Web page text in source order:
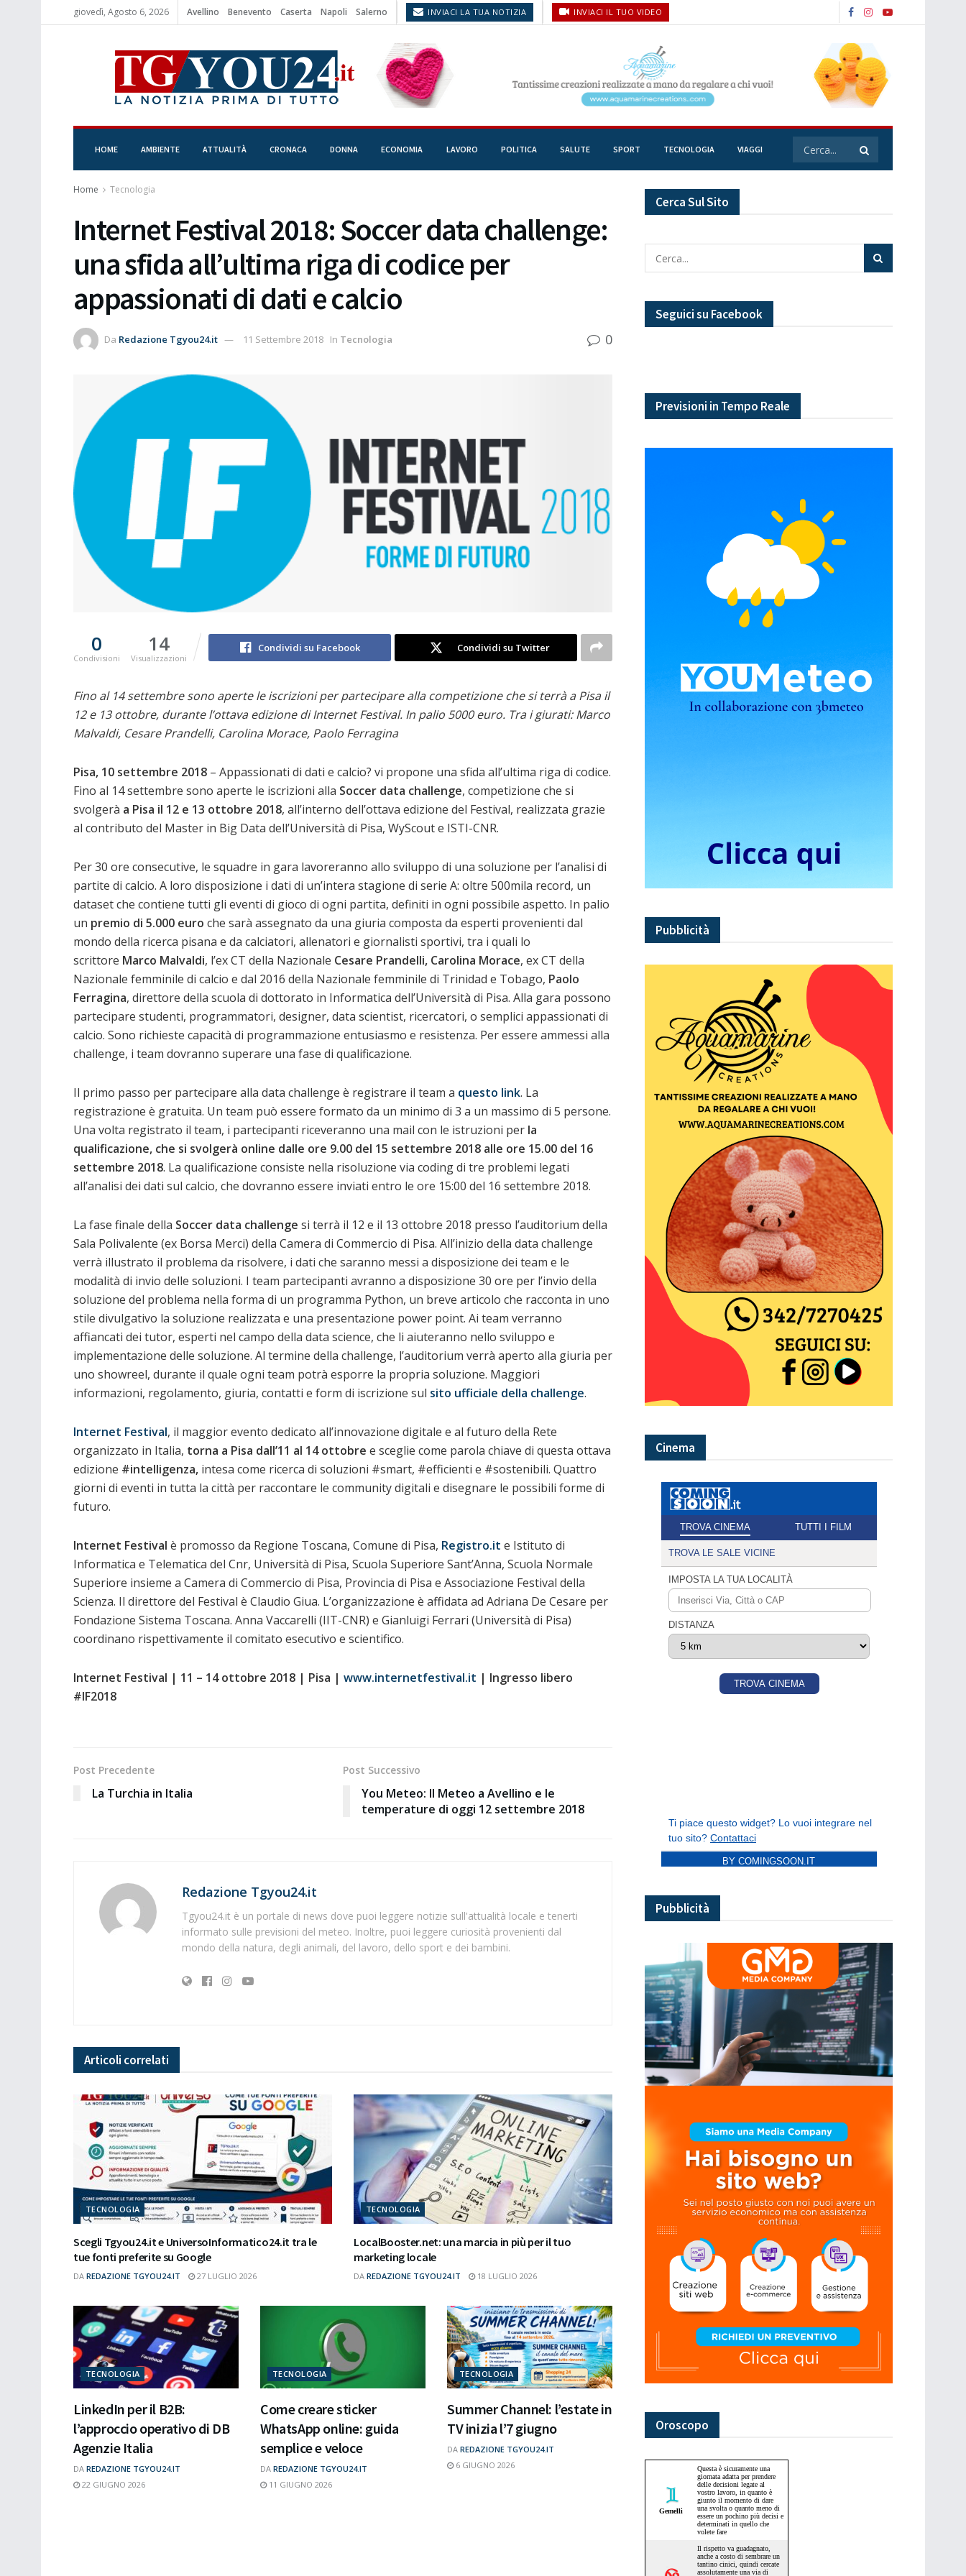
giovedì, Agosto 6, 2026 Avellino Benevento Caserta Napoli Salerno INVIACI LA TUA NOTIZIA INVIACI IL TUO VIDEO
HOME AMBIENTE ATTUALITÀ CRONACA DONNA ECONOMIA LAVORO POLITICA SALUTE SPORT TECNOLOGIA VIAGGI
Home Tecnologia
Internet Festival 2018: Soccer data challenge:
una sfida all’ultima riga di codice per
appassionati di dati e calcio
Da Redazione Tgyou24.it 11 Settembre 2018 In Tecnologia 0
0
Condivisioni
14
Visualizzazioni
Condividi su Facebook Condividi su Twitter
Fino al 14 settembre sono aperte le iscrizioni per partecipare alla competizione che si terràa Pisa il
12 e 13 ottobre, durante l’ottava edizione di Internet Festival. In palio 5000 euro. Tra i giurati: Marco
Malvaldi, Cesare Prandelli, Carolina Morace, Paolo Ferragina
Pisa, 10 settembre 2018 – Appassionati di dati e calcio? vi propone una sfida all’ultima riga di codice.
Fino al 14 settembre sono aperte le iscrizioni alla Soccer data challenge, competizione che si
svolgerà a Pisa il 12 e 13 ottobre 2018, all’interno dell’ottava edizione del Festival, realizzata grazie
al contributo del Master in Big Data dell’Università di Pisa, WyScout e ISTI-CNR.
Per 30 ore consecutive, le squadre in gara lavoreranno allo sviluppo di una soluzione per l’analisi di
partite di calcio. A loro disposizione i dati di un’intera stagione di serie A: oltre 500mila record, un
dataset che contiene tutti gli eventi di gioco di ogni partita, definiti in ogni possibile aspetto. In palio
un premio di 5.000 euro che sarà assegnato da una giuria composta da esperti provenienti dal
mondo della ricerca pisana e da calciatori, allenatori e giornalisti sportivi, tra i quali lo
scrittore Marco Malvaldi, l’ex CT della Nazionale Cesare Prandelli, Carolina Morace, ex CT della
Nazionale femminile di calcio e dal 2016 della Nazionale femminile di Trinidad e Tobago, Paolo
Ferragina, direttore della scuola di dottorato in Informatica dell’Università di Pisa. Alla gara possono
partecipare studenti, programmatori, designer, data scientist, ricercatori, o semplici appassionati di
calcio. Sono richieste capacità di programmazione entusiasmo e resistenza. Per essere ammessi alla
challenge, i team dovranno superare una fase di qualificazione.
Il primo passo per partecipare alla data challenge è registrare il team a questo link. La
registrazione è gratuita. Un team può essere formato da un minimo di 3 a un massimo di 5 persone.
Una volta registrato il team, i partecipanti riceveranno una mail con le istruzioni per la
qualificazione, che si svolgerà online dalle ore 9.00 del 15 settembre 2018 alle ore 15.00 del 16
settembre 2018. La qualificazione consiste nella risoluzione via coding di tre problemi legati
all’analisi dei dati sul calcio, che dovranno essere inviati entro le ore 15:00 del 16 settembre 2018.
La fase finale della Soccer data challenge si terrà il 12 e il 13 ottobre 2018 presso l’auditorium della
Sala Polivalente (ex Borsa Merci) della Camera di Commercio di Pisa. All’inizio della data challenge
verrà illustrato il problema da risolvere, i dati che saranno messi a disposizione dei team e le
modalità di invio delle soluzioni. I team partecipanti avranno a disposizione 30 ore per l’invio della
soluzione del problema nella forma di un programma Python, un breve articolo che racconta in uno
stile divulgativo la soluzione realizzata e una presentazione power point. Ai team verranno
affiancati dei tutor, esperti nel campo della data science, che li aiuteranno nello sviluppo e
implementazione delle soluzione. Al termine della challenge, l’auditorium verrà aperto alla giuria per
uno showreel, durante il quale ogni team potrà esporre la propria soluzione. Maggiori
informazioni, regolamento, giuria, contatti e form di iscrizione sul sito ufficiale della challenge.
Internet Festival, il maggior evento dedicato all’innovazione digitale e al futuro della Rete
organizzato in Italia, torna a Pisa dall’11 al 14 ottobre e sceglie come parola chiave di questa ottava
edizione #intelligenza, intesa come ricerca di soluzioni #smart, #efficienti e #sostenibili. Quattro
giorni di eventi in tutta la città per raccontare le community digitali e disegnare le possibili forme di
futuro.
Internet Festival è promosso da Regione Toscana, Comune di Pisa, Registro.it e Istituto di
Informatica e Telematica del Cnr, Università di Pisa, Scuola Superiore Sant’Anna, Scuola Normale
Superiore insieme a Camera di Commercio di Pisa, Provincia di Pisa e Associazione Festival della
Scienza. Il direttore del Festival è Claudio Giua. L’organizzazione è affidata ad Adriana De Cesare per
Fondazione Sistema Toscana. Anna Vaccarelli (IIT-CNR) e Gianluigi Ferrari (Università di Pisa)
coordinano rispettivamente il comitato esecutivo e scientifico.
Internet Festival | 11 – 14 ottobre 2018 | Pisa | www.internetfestival.it | Ingresso libero
#IF2018
Post Precedente
La Turchia in Italia
Post Successivo
You Meteo: Il Meteo a Avellino e le
temperature di oggi 12 settembre 2018
Redazione Tgyou24.it
Tgyou24.it è un portale di news dove puoi leggere notizie sull'attualità locale e tenerti
informato sulle previsioni del meteo. Inoltre, puoi leggere curiosità provenienti dal
mondo della natura, degli animali, del lavoro, dello sport e dei bambini.
Articoli correlati
TECNOLOGIA
Scegli Tgyou24.it e UniversoInformatico24.it tra le
tue fonti preferite su Google
DA REDAZIONE TGYOU24.IT 27 LUGLIO 2026
TECNOLOGIA
LocalBooster.net: una marcia in più per il tuo
marketing locale
DA REDAZIONE TGYOU24.IT 18 LUGLIO 2026
TECNOLOGIA
LinkedIn per il B2B:
l’approccio operativo di DB
Agenzie Italia
DA REDAZIONE TGYOU24.IT
22 GIUGNO 2026
TECNOLOGIA
Come creare sticker
WhatsApp online: guida
semplice e veloce
DA REDAZIONE TGYOU24.IT
11 GIUGNO 2026
TECNOLOGIA
Summer Channel: l’estate in
TV inizia l’7 giugno
DA REDAZIONE TGYOU24.IT
6 GIUGNO 2026
Cerca Sul Sito
Seguici su Facebook
Previsioni in Tempo Reale
Pubblicità
Cinema
BY COMINGSOON.IT
Pubblicità
Oroscopo